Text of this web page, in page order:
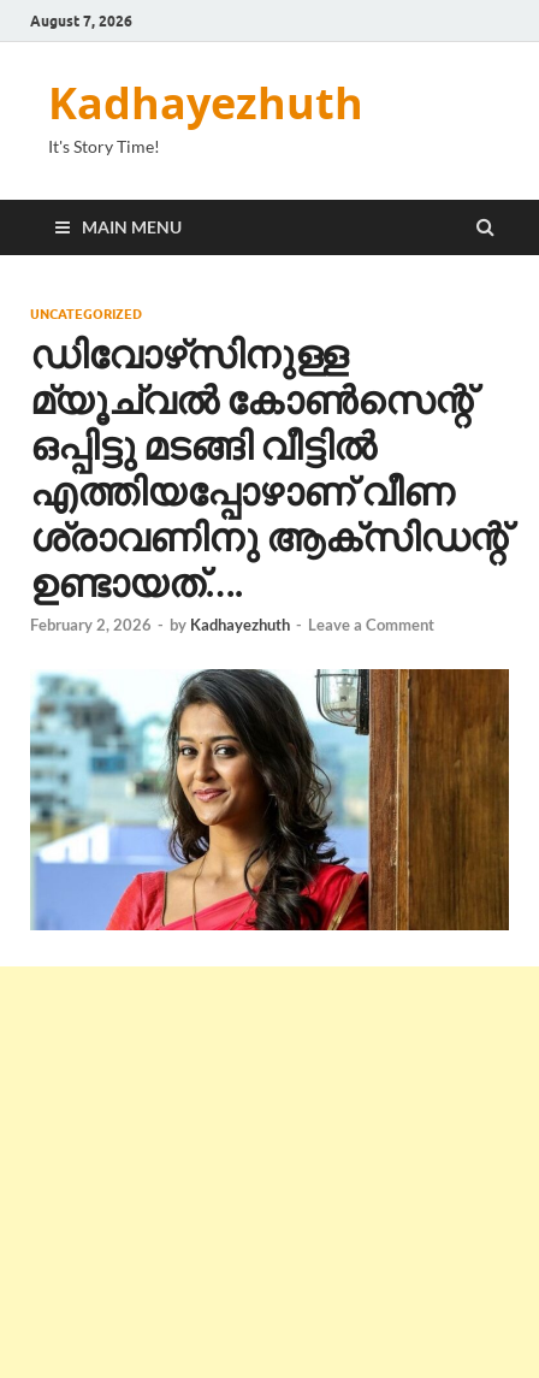
August 7, 2026
Kadhayezhuth
It's Story Time!
MAIN MENU
UNCATEGORIZED
ഡിവോഴ്‌സിനുള്ള
മ്യൂച്വൽ കോൺസെന്റ്
ഒപ്പിട്ടു മടങ്ങി വീട്ടിൽ
എത്തിയപ്പോഴാണ് വീണ
ശ്രാവണിനു ആക്‌സിഡന്റ്
ഉണ്ടായത്….
February 2, 2026 - by Kadhayezhuth - Leave a Comment